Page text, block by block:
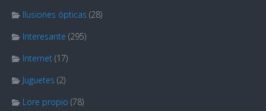
Ilusiones ópticas (28)
Interesante (295)
Internet (17)
Juguetes (2)
Lore propio (78)